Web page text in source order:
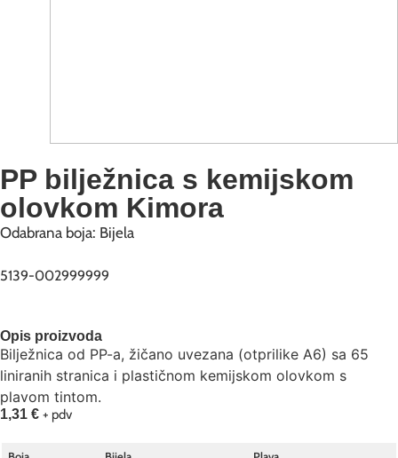
PP bilježnica s kemijskom
olovkom Kimora
Odabrana boja: Bijela
5139-002999999
Opis proizvoda
Bilježnica od PP-a, žičano uvezana (otprilike A6) sa 65
liniranih stranica i plastičnom kemijskom olovkom s
plavom tintom.
1,31 € + pdv